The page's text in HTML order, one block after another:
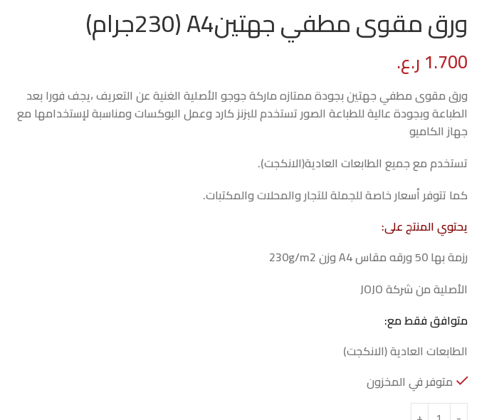
ورق مقوى مطفي جهتينA4 (230جرام)
1.700ر.ع.
ورق مقوى مطفي جهتين بجودة ممتازه ماركة جوجو الأصلية الغنية عن التعريف ،يجف فورا بعد
الطباعة وبجودة عالية للطباعة الصور تستخدم للبزنز كارد وعمل البوكسات ومناسبة لإستخدامها مع
جهاز الكاميو
تستخدم مع جميع الطابعات العادية(الانكجت).
كما تتوفر أسعار خاصة للجملة للتجار والمحلات والمكتبات.
يحتوي المنتج على:
رزمة بها 50 ورقه مقاس A4 وزن 230g/m2
الأصلية من شركة JOJO
متوافق فقط مع:
الطابعات العادية (الانكجت)
متوفر في المخزون